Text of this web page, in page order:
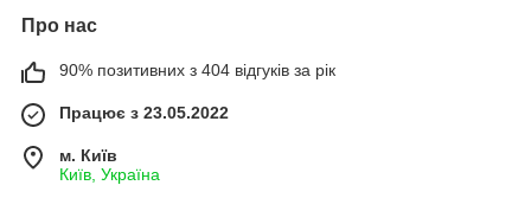
Про нас
90% позитивних з 404 відгуків за рік
Працює з 23.05.2022
м. Київ
Київ, Україна